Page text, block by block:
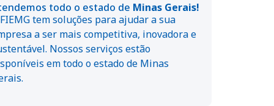
todo o estado de Minas Gerais!
tem soluções para ajudar a sua
a ser mais competitiva, inovadora e
Nossos serviços estão
em todo o estado de Minas